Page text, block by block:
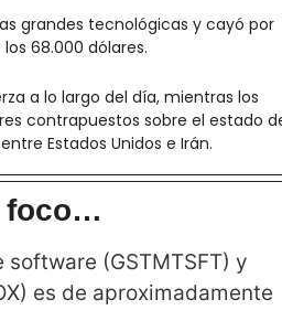
grandes tecnológicas y cayó por
68.000 dólares.
a lo largo del día, mientras los
contrapuestos sobre el estado
Estados Unidos e Irán.
foco…
(GSTMTSFT) y
es de aproximadamente